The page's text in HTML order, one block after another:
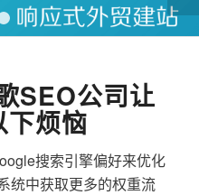
1 2
SEO公司让
下烦恼
搜索引擎偏好来优化
统中获取更多的权重流